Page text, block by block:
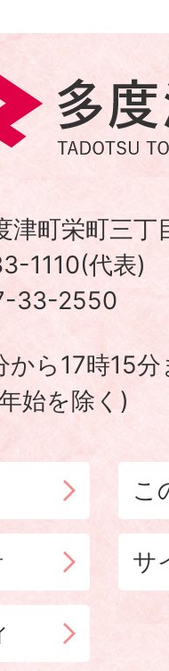
津町栄町三
1110(代表)
33-2550
ら17時15分
始を除く)
こ
サ